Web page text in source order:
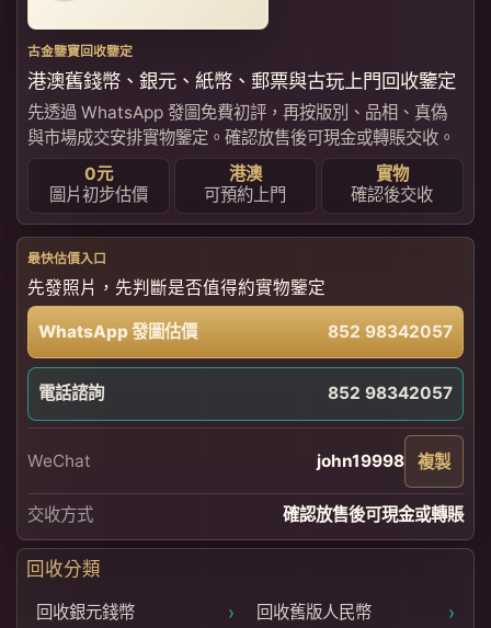
古金鑒寶回收鑒定
港澳舊錢幣、銀元、紙幣、郵票與古玩上門回收鑒定
先透過 WhatsApp 發圖免費初評，再按版別、品相、真偽
與市場成交安排實物鑒定。確認放售後可現金或轉賬交收。
0元
圖片初步估價
港澳
可預約上門
實物
確認後交收
最快估價入口
先發照片，先判斷是否值得約實物鑒定
WhatsApp 發圖估價 852 98342057
電話諮詢 852 98342057
WeChat john19998 複製
交收方式 確認放售後可現金或轉賬
回收分類
回收銀元錢幣 › 回收舊版人民幣 ›